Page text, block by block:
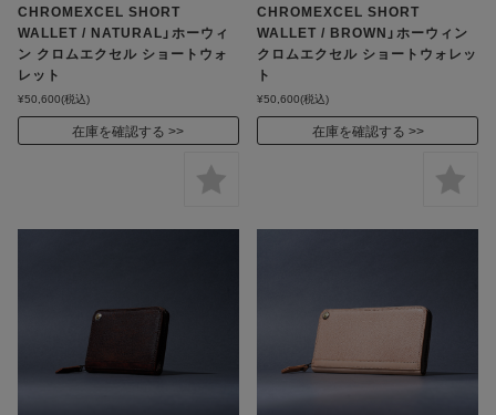
CHROMEXCEL SHORT
WALLET / NATURAL」ホーウィ
ン クロムエクセル ショートウォ
レット
¥50,600(税込)
在庫を確認する
CHROMEXCEL SHORT
WALLET / BROWN」ホーウィン
クロムエクセル ショートウォレッ
ト
¥50,600(税込)
在庫を確認する